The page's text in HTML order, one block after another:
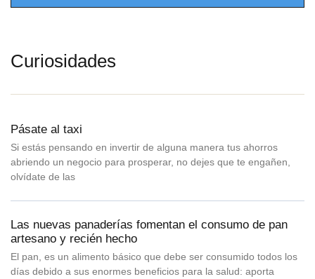
Curiosidades
Pásate al taxi
Si estás pensando en invertir de alguna manera tus ahorros
abriendo un negocio para prosperar, no dejes que te engañen,
olvídate de las
Las nuevas panaderías fomentan el consumo de pan
artesano y recién hecho
El pan, es un alimento básico que debe ser consumido todos los
días debido a sus enormes beneficios para la salud: aporta